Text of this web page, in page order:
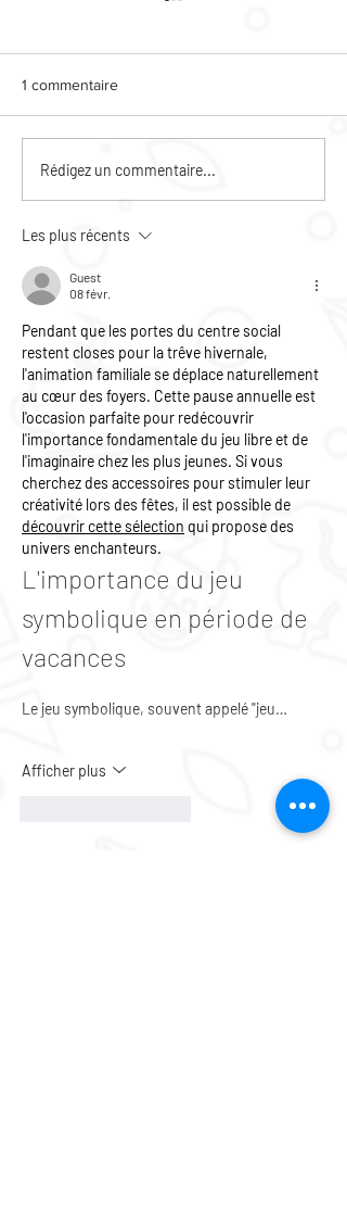
CINE PLEIN AIR
1 commentaire
Rédigez un commentaire...
Les plus récents
Guest
08 févr.
Pendant que les portes du centre social
restent closes pour la trêve hivernale,
l'animation familiale se déplace naturellement
au cœur des foyers. Cette pause annuelle est
l'occasion parfaite pour redécouvrir
l'importance fondamentale du jeu libre et de
l'imaginaire chez les plus jeunes. Si vous
cherchez des accessoires pour stimuler leur
créativité lors des fêtes, il est possible de
découvrir cette sélection qui propose des
univers enchanteurs.
L'importance du jeu
symbolique en période de
vacances
Le jeu symbolique, souvent appelé "jeu…
Afficher plus